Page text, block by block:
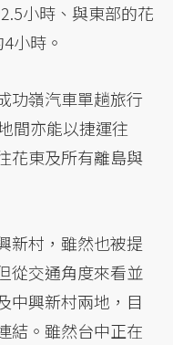
小時、與東部的花
小時。
功嶺汽車單趟旅行
間亦能以捷運往
花東及所有離島與
新村，雖然也被提
從交通角度來看並
中興新村兩地，目
結。雖然台中正在